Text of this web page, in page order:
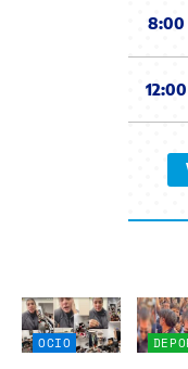
8:00
12:00
OCIO